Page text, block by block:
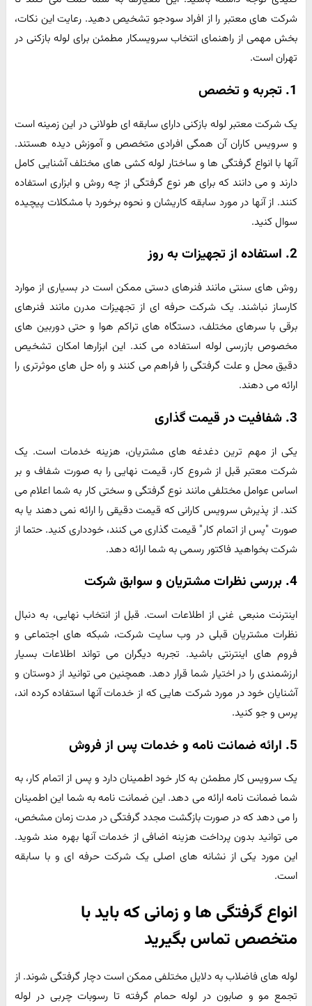
شرکت های معتبر را از افراد سودجو تشخیص دهید. رعایت این نکات،
بخش مهمی از راهنمای انتخاب سرویسکار مطمئن برای لوله بازکنی در
تهران است.
1. تجربه و تخصص
یک شرکت معتبر لوله بازکنی دارای سابقه ای طولانی در این زمینه است
و سرویس کاران آن همگی افرادی متخصص و آموزش دیده هستند.
آنها با انواع گرفتگی ها و ساختار لوله کشی های مختلف آشنایی کامل
دارند و می دانند که برای هر نوع گرفتگی از چه روش و ابزاری استفاده
کنند. از آنها در مورد سابقه کاریشان و نحوه برخورد با مشکلات پیچیده
سوال کنید.
2. استفاده از تجهیزات به روز
روش های سنتی مانند فنرهای دستی ممکن است در بسیاری از موارد
کارساز نباشند. یک شرکت حرفه ای از تجهیزات مدرن مانند فنرهای
برقی با سرهای مختلف، دستگاه های تراکم هوا و حتی دوربین های
مخصوص بازرسی لوله استفاده می کند. این ابزارها امکان تشخیص
دقیق محل و علت گرفتگی را فراهم می کنند و راه حل های موثرتری را
ارائه می دهند.
3. شفافیت در قیمت گذاری
یکی از مهم ترین دغدغه های مشتریان، هزینه خدمات است. یک
شرکت معتبر قبل از شروع کار، قیمت نهایی را به صورت شفاف و بر
اساس عوامل مختلفی مانند نوع گرفتگی و سختی کار به شما اعلام می
کند. از پذیرش سرویس کارانی که قیمت دقیقی را ارائه نمی دهند یا به
صورت "پس از اتمام کار" قیمت گذاری می کنند، خودداری کنید. حتما از
شرکت بخواهید فاکتور رسمی به شما ارائه دهد.
4. بررسی نظرات مشتریان و سوابق شرکت
اینترنت منبعی غنی از اطلاعات است. قبل از انتخاب نهایی، به دنبال
نظرات مشتریان قبلی در وب سایت شرکت، شبکه های اجتماعی و
فروم های اینترنتی باشید. تجربه دیگران می تواند اطلاعات بسیار
ارزشمندی را در اختیار شما قرار دهد. همچنین می توانید از دوستان و
آشنایان خود در مورد شرکت هایی که از خدمات آنها استفاده کرده اند،
پرس و جو کنید.
5. ارائه ضمانت نامه و خدمات پس از فروش
یک سرویس کار مطمئن به کار خود اطمینان دارد و پس از اتمام کار، به
شما ضمانت نامه ارائه می دهد. این ضمانت نامه به شما این اطمینان
را می دهد که در صورت بازگشت مجدد گرفتگی در مدت زمان مشخص،
می توانید بدون پرداخت هزینه اضافی از خدمات آنها بهره مند شوید.
این مورد یکی از نشانه های اصلی یک شرکت حرفه ای و با سابقه
است.
انواع گرفتگی ها و زمانی که باید با
متخصص تماس بگیرید
لوله های فاضلاب به دلایل مختلفی ممکن است دچار گرفتگی شوند. از
تجمع مو و صابون در لوله حمام گرفته تا رسوبات چربی در لوله